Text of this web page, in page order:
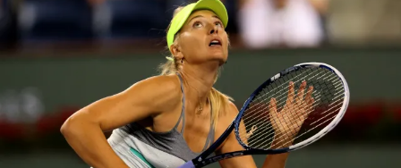
Cyklistika
DALŠÍ SPORTY
Americký fotbal
NEPŘEHLÉDNĚTE